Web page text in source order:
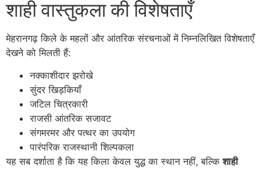
शाही वास्तुकला की विशेषताएँ
मेहरानगढ़ किले के महलों और आंतरिक संरचनाओं में निम्नलिखित विशेषताएँ
देखने को मिलती हैं:
नक्काशीदार झरोखे
सुंदर खिड़कियाँ
जटिल चित्रकारी
राजसी आंतरिक सजावट
संगमरमर और पत्थर का उपयोग
पारंपरिक राजस्थानी शिल्पकला
यह सब दर्शाता है कि यह किला केवल युद्ध का स्थान नहीं, बल्किशाही